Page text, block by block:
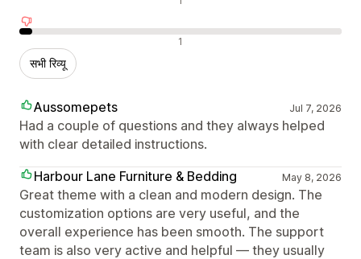
नकारात्मक रिव्यू 1
सभी रिव्यू
Aussomepets Jul 7, 2026
Had a couple of questions and they always helped
with clear detailed instructions.
Harbour Lane Furniture & Bedding
May 8, 2026
Great theme with a clean and modern design. The
customization options are very useful, and the
overall experience has been smooth. The support
team is also very active and helpful — they usually